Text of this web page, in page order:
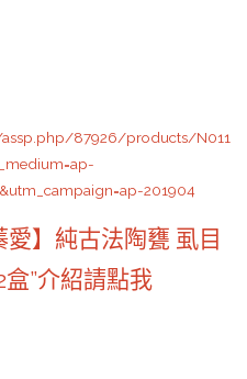
87926/products/N011
201904
】純古法陶甕 虱目
”介紹請點我